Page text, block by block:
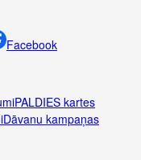
Facebook
PALDIES kartes
Dāvanu kampaņas